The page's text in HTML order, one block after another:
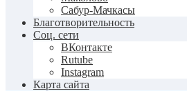
Сабур-Мачкасы
Благотворительность
Соц. сети
ВКонтакте
Rutube
Instagram
Карта сайта